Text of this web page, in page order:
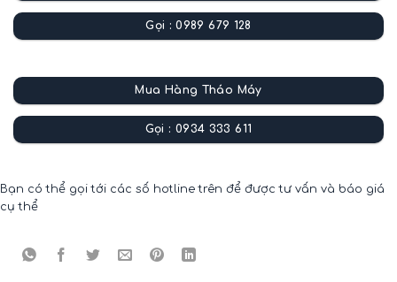
Gọi : 0989 679 128
Mua Hàng Tháo Máy
Gọi : 0934 333 611
Bạn có thể gọi tới các số hotline trên để được tư vấn và báo giá
cụ thể